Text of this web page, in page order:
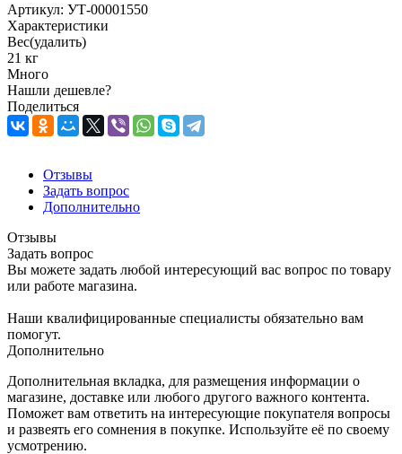
Артикул: УТ-00001550
Характеристики
Вес(удалить)
21 кг
Много
Нашли дешевле?
Поделиться
Отзывы
Задать вопрос
Дополнительно
Отзывы
Задать вопрос
Вы можете задать любой интересующий вас вопрос по товару
или работе магазина.
Наши квалифицированные специалисты обязательно вам
помогут.
Дополнительно
Дополнительная вкладка, для размещения информации о
магазине, доставке или любого другого важного контента.
Поможет вам ответить на интересующие покупателя вопросы
и развеять его сомнения в покупке. Используйте её по своему
усмотрению.